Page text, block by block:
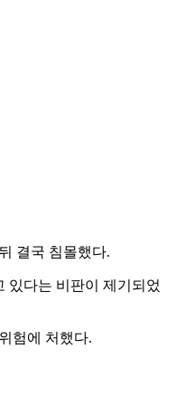
결국 침몰했다.
있다는 비판이 제기되었
험에 처했다.